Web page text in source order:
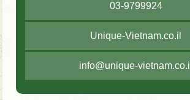
03-9799924
Unique-Vietnam.co.il
info@unique-vietnam.co.il